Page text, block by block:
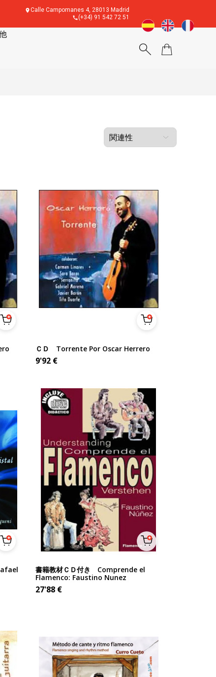
Calle Campomanes 4, 28013 Madrid
(+34) 91 542 72 51
ＣＤ Torrente Por Oscar Herrero
9'92 €
書籍教材ＣＤ付き Comprende el
Flamenco: Faustino Nunez
27'88 €